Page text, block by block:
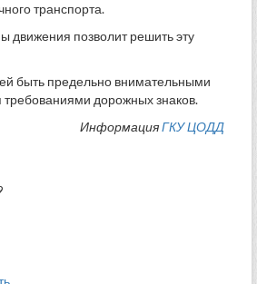
транспорта.
движения позволит решить эту
быть предельно внимательными
требованиями дорожных знаков.
ИнформацияГКУ ЦОДД